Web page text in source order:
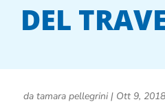
DEL
da tamara pellegrini| Ott 9, 2018